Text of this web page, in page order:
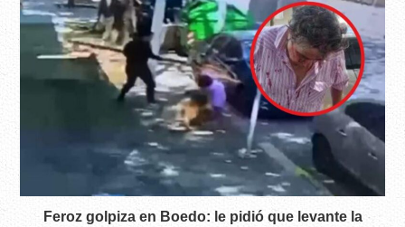
Feroz golpiza en Boedo: le pidió que levante la